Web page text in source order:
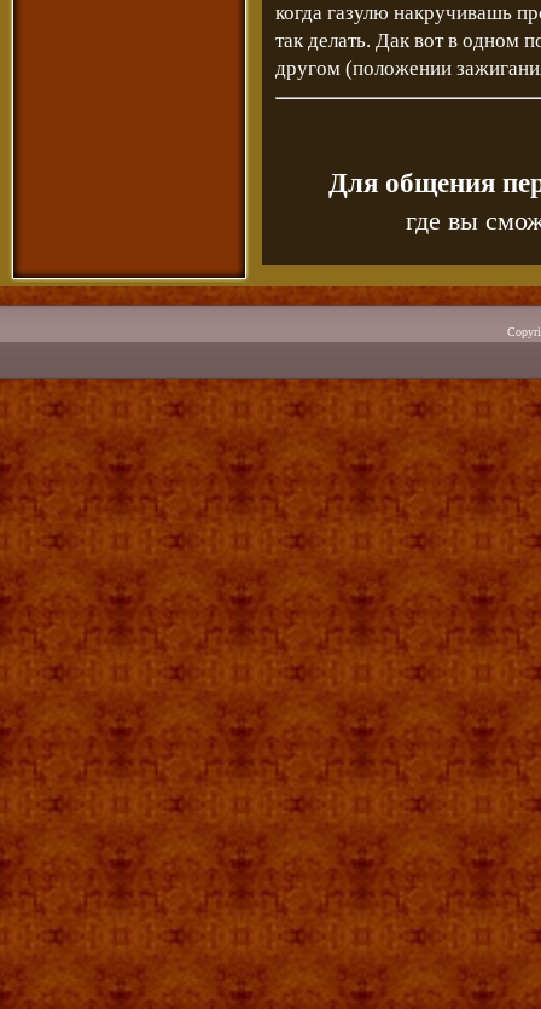
когда газулю накручивашь
так делать. Дак вот в одном
другом (положении
Для общения
где вы